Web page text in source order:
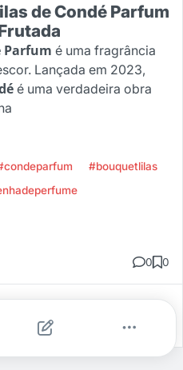
de Condé Parfum
Parfum é uma fragrância
Lançada em 2023,
é uma verdadeira obra
#bouquetlilas
0 0
Salvar